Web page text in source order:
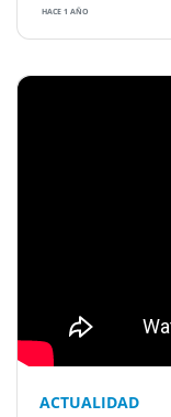
HACE 1 AÑO
ACTUALIDAD